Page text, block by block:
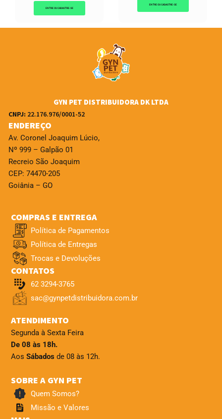
ENTRE OU CADASTRE-SE
ENTRE OU CADASTRE-SE
GYN PET DISTRIBUIDORA DK LTDA
CNPJ: 22.176.976/0001-52
ENDEREÇO
Av. Coronel Joaquim Lúcio,
Nº 999 – Galpão 01
Recreio São Joaquim
CEP: 74470-205
Goiânia – GO
COMPRAS E ENTREGA
Política de Pagamentos
Política de Entregas
Trocas e Devoluções
CONTATOS
62 3294-3765
sac@gynpetdistribuidora.com.br
ATENDIMENTO
Segunda à Sexta Feira
De 08 às 18h.
Aos Sábados de 08 às 12h.
SOBRE A GYN PET
Quem Somos?
Missão e Valores